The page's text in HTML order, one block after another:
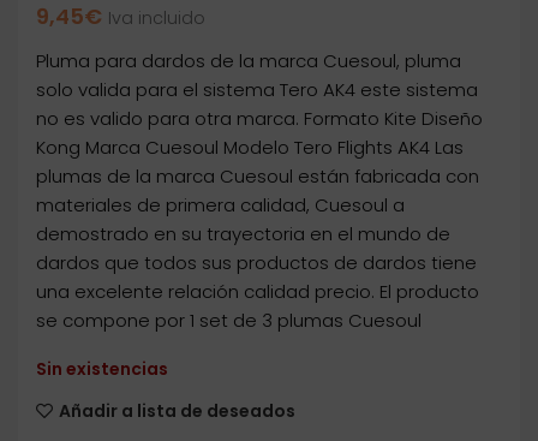
9,45€ Iva incluido
Pluma para dardos de la marca Cuesoul, pluma
solo valida para el sistema Tero AK4 este sistema
no es valido para otra marca. Formato Kite Diseño
Kong Marca Cuesoul Modelo Tero Flights AK4 Las
plumas de la marca Cuesoul están fabricada con
materiales de primera calidad, Cuesoul a
demostrado en su trayectoria en el mundo de
dardos que todos sus productos de dardos tiene
una excelente relación calidad precio. El producto
se compone por 1 set de 3 plumas Cuesoul
Sin existencias
Añadir a lista de deseados